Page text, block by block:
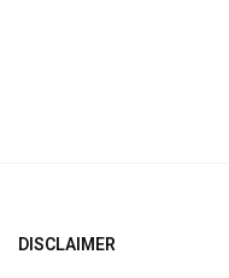
DISCLAIMER